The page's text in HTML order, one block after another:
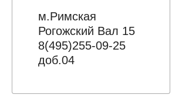
м.Римская
Рогожский Вал 15
8(495)255-09-25
доб.04